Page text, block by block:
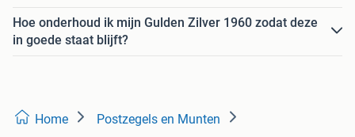
Hoe onderhoud ik mijn Gulden Zilver 1960 zodat deze
in goede staat blijft?
Home Postzegels en Munten